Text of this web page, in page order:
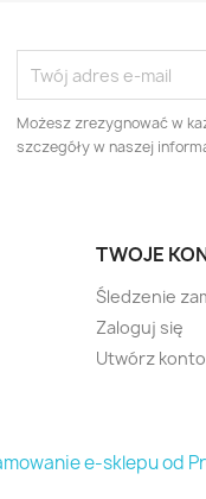
Możesz zrezygnować w
szczegóły w naszej
TWOJE
Śledzenie
Zaloguj się
Utwórz konto
e-sklepu od